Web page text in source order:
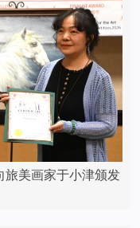
美画家于小津颁发